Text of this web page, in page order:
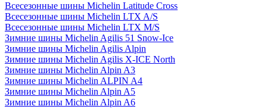
Всесезонные шины Michelin Latitude Cross
Всесезонные шины Michelin LTX A/S
Всесезонные шины Michelin LTX M/S
Зимние шины Michelin Agilis 51 Snow-Ice
Зимние шины Michelin Agilis Alpin
Зимние шины Michelin Agilis X-ICE North
Зимние шины Michelin Alpin A3
Зимние шины Michelin ALPIN A4
Зимние шины Michelin Alpin A5
Зимние шины Michelin Alpin A6